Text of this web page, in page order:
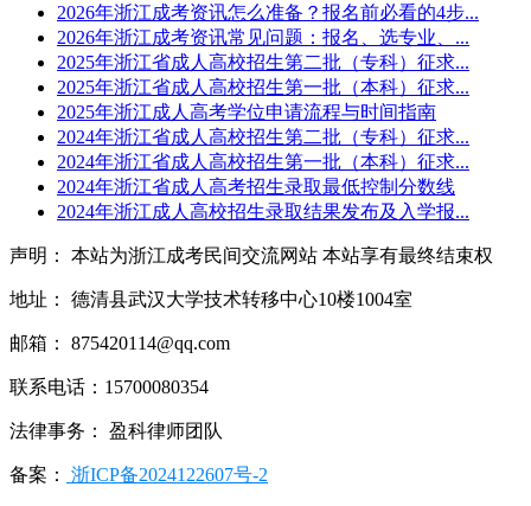
2026年浙江成考资讯怎么准备？报名前必看的4步...
2026年浙江成考资讯常见问题：报名、选专业、...
2025年浙江省成人高校招生第二批（专科）征求...
2025年浙江省成人高校招生第一批（本科）征求...
2025年浙江成人高考学位申请流程与时间指南
2024年浙江省成人高校招生第二批（专科）征求...
2024年浙江省成人高校招生第一批（本科）征求...
2024年浙江省成人高考招生录取最低控制分数线
2024年浙江成人高校招生录取结果发布及入学报...
声明： 本站为浙江成考民间交流网站 本站享有最终结束权
地址： 德清县武汉大学技术转移中心10楼1004室
邮箱： 875420114@qq.com
联系电话：15700080354
法律事务： 盈科律师团队
备案： 浙ICP备2024122607号-2